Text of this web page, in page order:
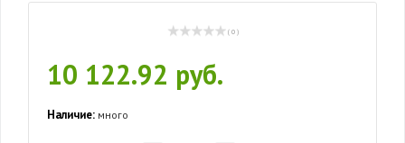
( 0 )
10 122.92 руб.
Наличие: много